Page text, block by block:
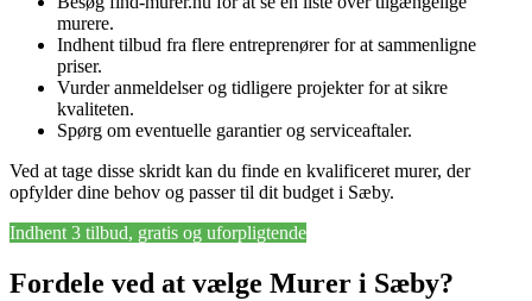
murere.
Indhent tilbud fra flere entreprenører for at sammenligne
priser.
Vurder anmeldelser og tidligere projekter for at sikre
kvaliteten.
Spørg om eventuelle garantier og serviceaftaler.
Ved at tage disse skridt kan du finde en kvalificeret murer, der
opfylder dine behov og passer til dit budget i Sæby.
Indhent 3 tilbud, gratis og uforpligtende
Fordele ved at vælge Murer i Sæby?